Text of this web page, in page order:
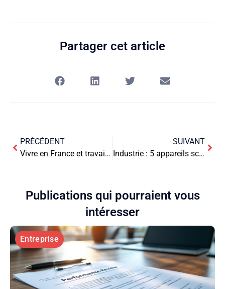
Partager cet article
PRÉCÉDENT
Vivre en France et travailler en Suisse
SUIVANT
Industrie : 5 appareils scientifiques devenus incontournables
Publications qui pourraient vous
intéresser
Entreprise